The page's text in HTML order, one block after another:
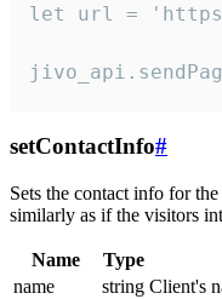
let url =
setContactInfo#
Sets the contact info for
similarly as if the visitors
Name Type
name
string Client's